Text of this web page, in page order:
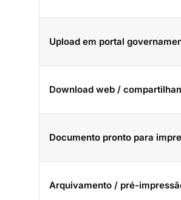
Upload em portal
Download web /
Documento pronto para
Arquivamento / pré-